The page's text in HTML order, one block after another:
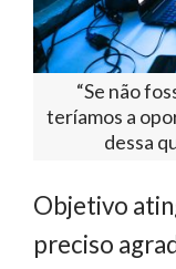
“Se não
teríamos a
dessa
Objetivo
preciso